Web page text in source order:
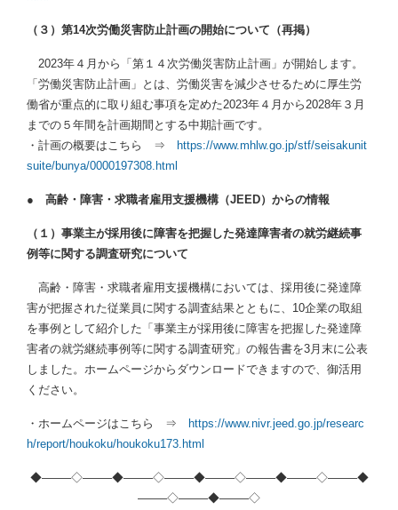
（３） 第14次労働災害防止計画の開始について（再掲）
2023年４月から「第１４次労働災害防止計画」が開始します。
「労働災害防止計画」とは、労働災害を減少させるために厚生労
働省が重点的に取り組む事項を定めた2023年４月から2028年３月
までの５年間を計画期間とする中期計画です。
・計画の概要はこちら ⇒ https://www.mhlw.go.jp/stf/seisakunit
suite/bunya/0000197308.html
● 高齢・障害・求職者雇用支援機構（JEED）からの情報
（１）事業主が採用後に障害を把握した発達障害者の就労継続事
例等に関する調査研究について
高齢・障害・求職者雇用支援機構においては、採用後に発達障
害が把握された従業員に関する調査結果とともに、10企業の取組
を事例として紹介した「事業主が採用後に障害を把握した発達障
害者の就労継続事例等に関する調査研究」の報告書を3月末に公表
しました。ホームページからダウンロードできますので、御活用
ください。
・ホームページはこちら ⇒ https://www.nivr.jeed.go.jp/researc
h/report/houkoku/houkoku173.html
◆——–◇——–◆——–◇——–◆——–◇——–◆——–◇——–◆
——–◇——–◆——–◇